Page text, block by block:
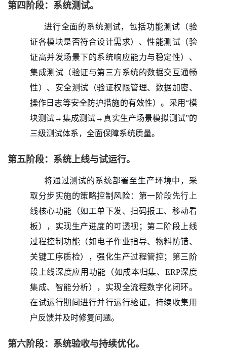
第四阶段：系统测试。
进行全面的系统测试，包括功能测试（验
证各模块是否符合设计需求）、性能测试（验
证高并发场景下的系统响应能力与稳定性）、
集成测试（验证与第三方系统的数据交互通畅
性）、安全测试（验证权限管理、数据加密、
操作日志等安全防护措施的有效性）。采用“模
块测试→集成测试→真实生产场景模拟测试”的
三级测试体系，全面保障系统质量。
第五阶段：系统上线与试运行。
将通过测试的系统部署至生产环境中，采
取分步实施的策略控制风险：第一阶段先行上
线核心功能（如工单下发、扫码报工、移动看
板），实现生产进度的可透视；第二阶段上线
过程控制功能（如电子作业指导、物料防错、
关键工序质检），强化生产过程管控；第三阶
段上线深度应用功能（如成本归集、 ERP深度
集成、智能分析），实现全流程数字化闭环。
在试运行期间进行并行运行验证，持续收集用
户反馈并及时修复问题。
第六阶段：系统验收与持续优化。